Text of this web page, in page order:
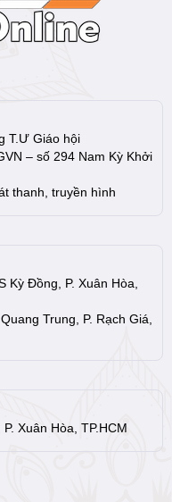
T.Ư Giáo hội
– số 294 Nam Kỳ Khởi
thanh, truyền hình
Kỳ Đồng, P. Xuân Hòa,
Trung, P. Rạch Giá,
Xuân Hòa, TP.HCM